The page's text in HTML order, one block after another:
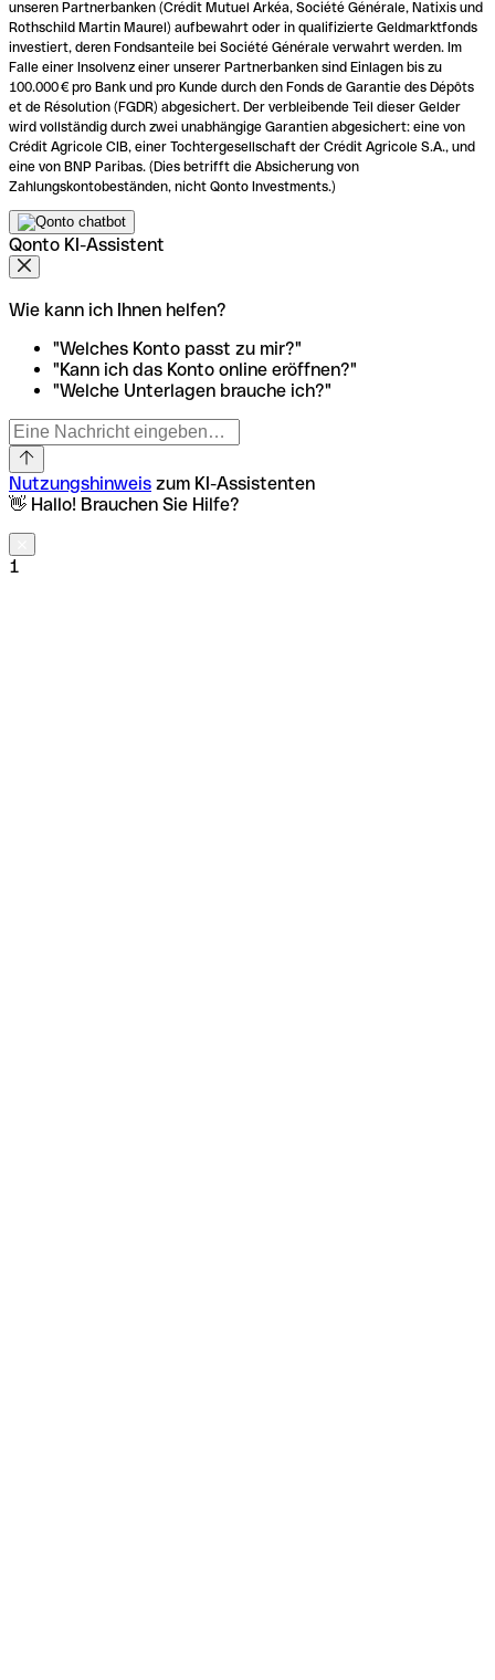
unseren Partnerbanken (Crédit Mutuel Arkéa, Société Générale, Natixis und
Rothschild Martin Maurel) aufbewahrt oder in qualifizierte Geldmarktfonds
investiert, deren Fondsanteile bei Société Générale verwahrt werden. Im
Falle einer Insolvenz einer unserer Partnerbanken sind Einlagen bis zu
100.000 € pro Bank und pro Kunde durch den Fonds de Garantie des Dépôts
et de Résolution (FGDR) abgesichert. Der verbleibende Teil dieser Gelder
wird vollständig durch zwei unabhängige Garantien abgesichert: eine von
Crédit Agricole CIB, einer Tochtergesellschaft der Crédit Agricole S.A., und
eine von BNP Paribas. (Dies betrifft die Absicherung von
Zahlungskontobeständen, nicht Qonto Investments.)
Qonto KI-Assistent
Wie kann ich Ihnen helfen?
"Welches Konto passt zu mir?"
"Kann ich das Konto online eröffnen?"
"Welche Unterlagen brauche ich?"
Nutzungshinweis zum KI-Assistenten
👋 Hallo! Brauchen Sie Hilfe?
1